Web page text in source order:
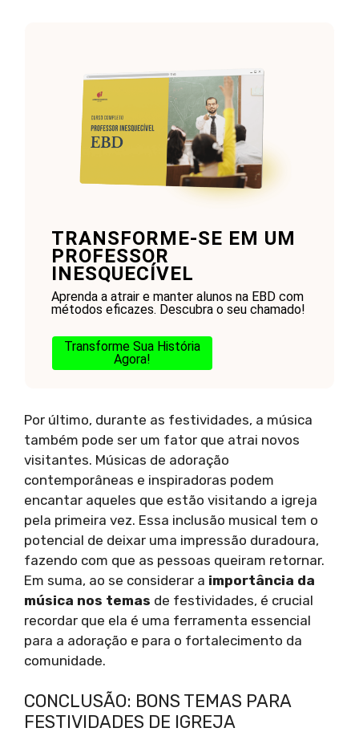
TRANSFORME-SE EM UM
PROFESSOR
INESQUECÍVEL
Aprenda a atrair e manter alunos na EBD com
métodos eficazes. Descubra o seu chamado!
Transforme Sua História
Agora!
Por último, durante as festividades, a música
também pode ser um fator que atrai novos
visitantes. Músicas de adoração
contemporâneas e inspiradoras podem
encantar aqueles que estão visitando a igreja
pela primeira vez. Essa inclusão musical tem o
potencial de deixar uma impressão duradoura,
fazendo com que as pessoas queiram retornar.
Em suma, ao se considerar a importância da
música nos temas de festividades, é crucial
recordar que ela é uma ferramenta essencial
para a adoração e para o fortalecimento da
comunidade.
CONCLUSÃO: BONS TEMAS PARA
FESTIVIDADES DE IGREJA